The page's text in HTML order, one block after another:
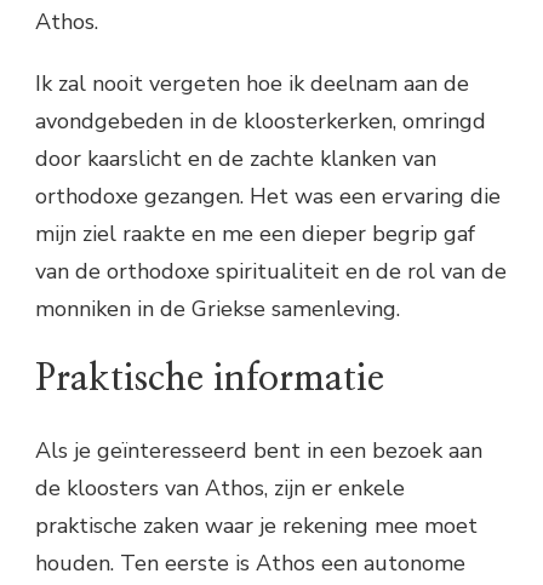
Athos.
Ik zal nooit vergeten hoe ik deelnam aan de
avondgebeden in de kloosterkerken, omringd
door kaarslicht en de zachte klanken van
orthodoxe gezangen. Het was een ervaring die
mijn ziel raakte en me een dieper begrip gaf
van de orthodoxe spiritualiteit en de rol van de
monniken in de Griekse samenleving.
Praktische informatie
Als je geïnteresseerd bent in een bezoek aan
de kloosters van Athos, zijn er enkele
praktische zaken waar je rekening mee moet
houden. Ten eerste is Athos een autonome